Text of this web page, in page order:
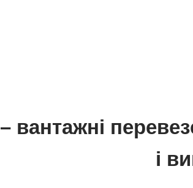
– вантажні
і